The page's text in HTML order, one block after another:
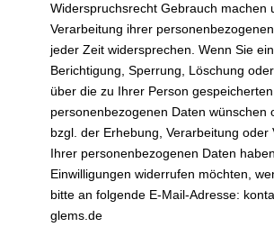
Widerspruchsrecht Gebrauch machen
Verarbeitung ihrer
jeder Zeit widersprechen. Wenn Sie
Berichtigung, Sperrung, Löschung
über die zu Ihrer Person gespeicherten
personenbezogenen Daten wünschen
bzgl. der Erhebung, Verarbeitung oder
Ihrer personenbezogenen Daten
Einwilligungen widerrufen möchten,
bitte an folgende E-Mail-Adresse:
glems.de